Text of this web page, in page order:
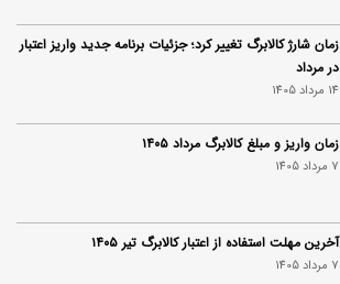
زمان شارژ کالابرگ تغییر کرد؛ جزئیات برنامه جدید واریز اعتبار
در مرداد
14 مرداد 1405
زمان واریز و مبلغ کالابرگ مرداد ۱۴۰۵
7 مرداد 1405
آخرین مهلت استفاده از اعتبار کالابرگ تیر ۱۴۰۵
7 مرداد 1405